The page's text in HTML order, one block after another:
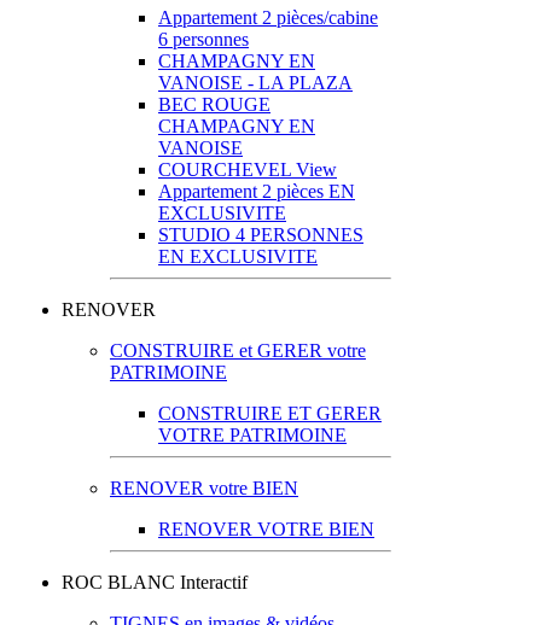
Appartement 2 pièces/cabine
6 personnes
CHAMPAGNY EN
VANOISE - LA PLAZA
BEC ROUGE
CHAMPAGNY EN
VANOISE
COURCHEVEL View
Appartement 2 pièces EN
EXCLUSIVITE
STUDIO 4 PERSONNES
EN EXCLUSIVITE
RENOVER
CONSTRUIRE et GERER votre
PATRIMOINE
CONSTRUIRE ET GERER
VOTRE PATRIMOINE
RENOVER votre BIEN
RENOVER VOTRE BIEN
ROC BLANC Interactif